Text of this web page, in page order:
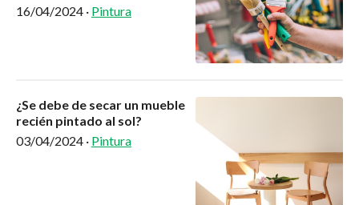
16/04/2024 · Pintura
¿Se debe de secar un mueble
recién pintado al sol?
03/04/2024 · Pintura